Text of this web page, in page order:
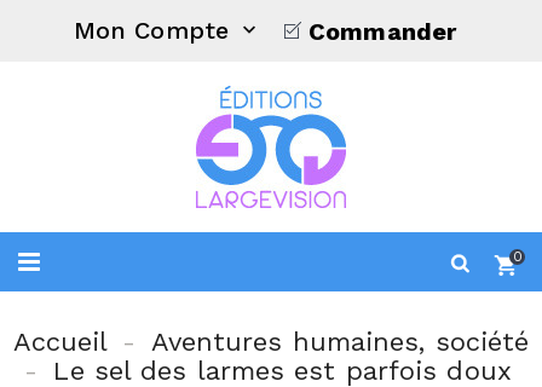
Mon Compte  Commander
0
Accueil
Aventures humaines, société
Le sel des larmes est parfois doux